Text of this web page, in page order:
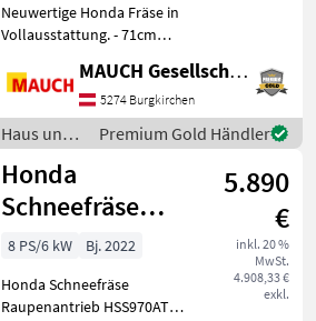
Neuwertige Honda Fräse in
Vollausstattung. - 71cm
Raupenfahrwerk -
Hydrostat - Scheinwerfer -
Elektrostart Privatverkauf.
Haus und Garten Schnee
MAUCH Gesellschaft m.b.H. & Co.KG
5274 Burgkirchen
Haus und
Garten /
Honda
Premium Gold Händler
Honda
Schneefräse
HSS970ATD
Raupenantrieb
71cm, 8,5PS
5.890
€
inkl. 20 %
MwSt.
4.908,33 €
exkl.
8 PS/6 kW
Bj. 2022
Honda Schneefräse
Raupenantrieb HSS970ATD